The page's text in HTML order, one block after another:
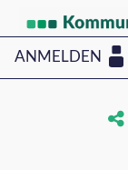
ANMELDEN